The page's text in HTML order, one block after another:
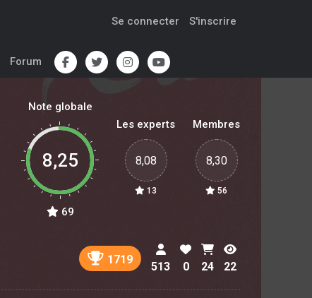
Se connecter S'inscrire
Forum
Note globale
8,25
69
Les experts
8,08
13
Membres
8,30
56
1719
513 0 24 22